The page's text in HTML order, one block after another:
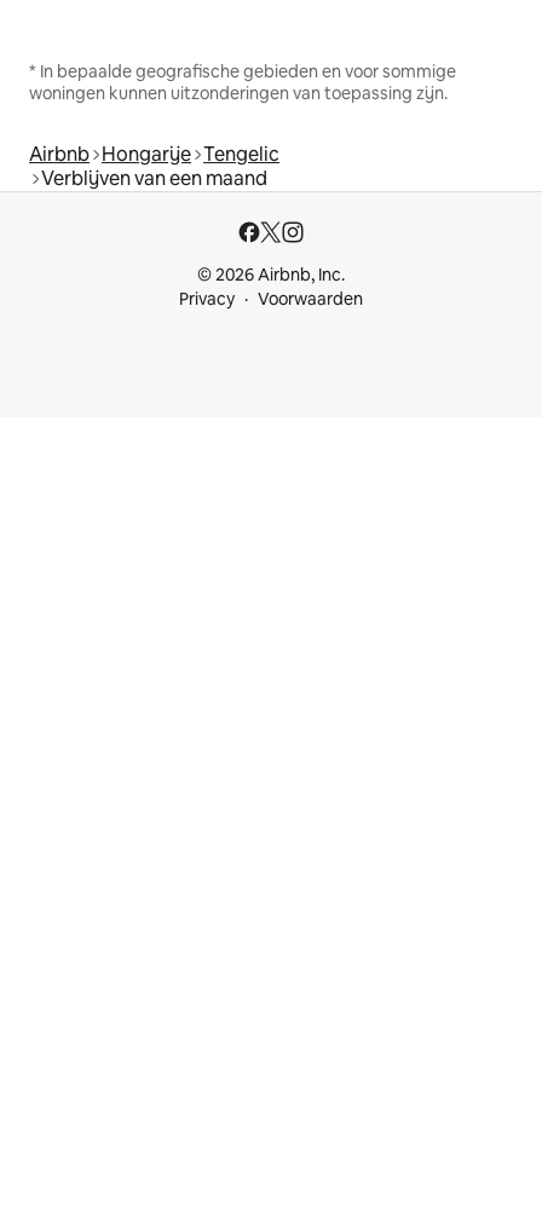
* In bepaalde geografische gebieden en voor sommige
woningen kunnen uitzonderingen van toepassing zijn.
Airbnb Hongarije Tengelic
Verblijven van een maand
© 2026 Airbnb, Inc.
Privacy
Voorwaarden